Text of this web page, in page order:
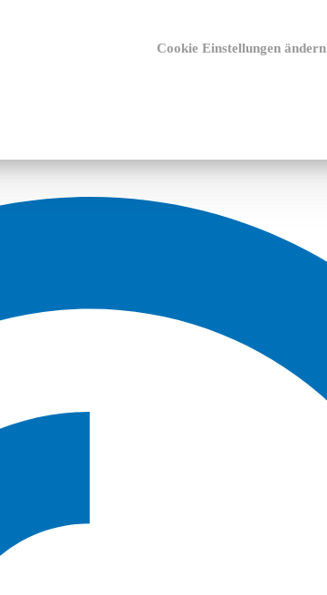
Cookie Einstellungen ändern